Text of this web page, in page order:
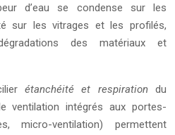
d’eau se condense sur les
sur les vitrages et les profilés,
des matériaux et
étanchéité et respiration du
ventilation intégrés aux portes-
micro-ventilation) permettent